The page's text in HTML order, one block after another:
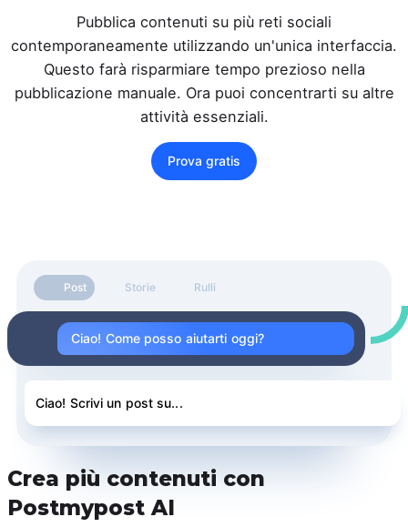
Pubblica contenuti su più reti sociali
contemporaneamente utilizzando un'unica interfaccia.
Questo farà risparmiare tempo prezioso nella
pubblicazione manuale. Ora puoi concentrarti su altre
attività essenziali.
Prova gratis
Post Storie Rulli
Ciao! Come posso aiutarti oggi?
Ciao! Scrivi un post su...
Crea più contenuti con
Postmypost AI